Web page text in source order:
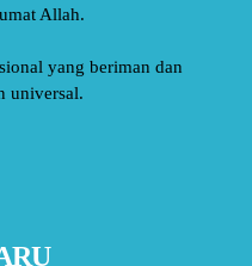
Allah.
yang beriman dan
universal.